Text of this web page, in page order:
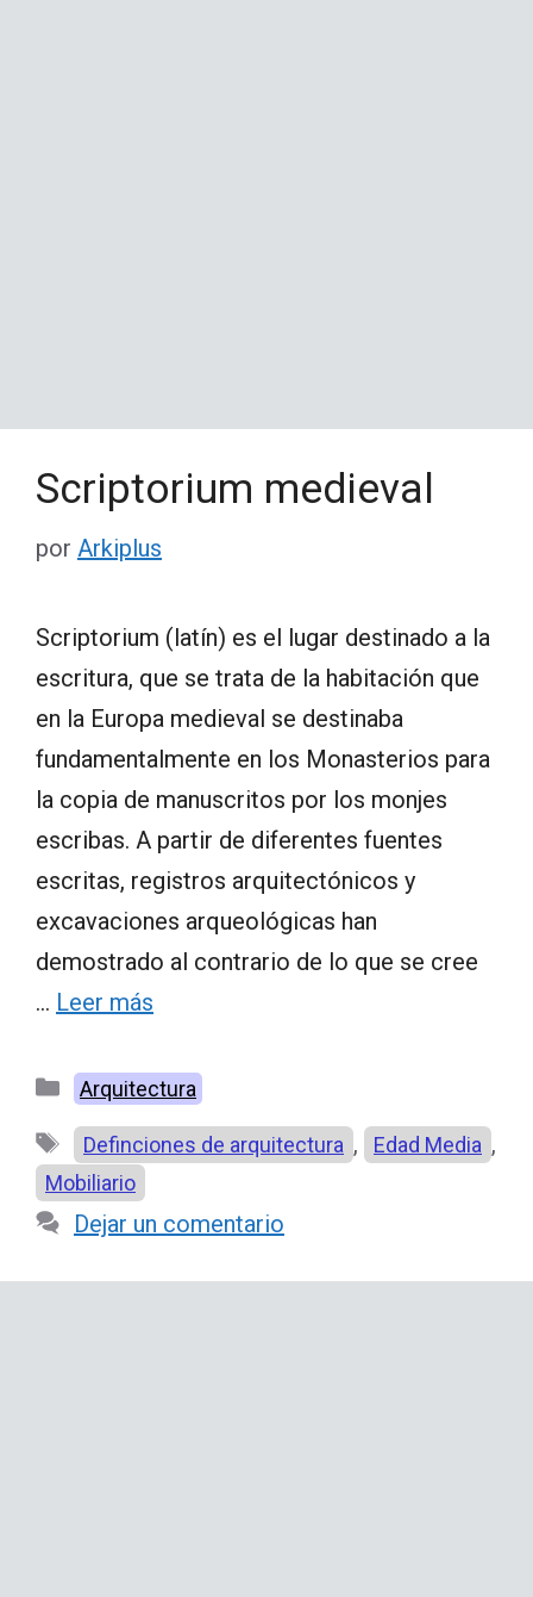
Scriptorium medieval
por Arkiplus
Scriptorium (latín) es el lugar destinado a la
escritura, que se trata de la habitación que
en la Europa medieval se destinaba
fundamentalmente en los Monasterios para
la copia de manuscritos por los monjes
escribas. A partir de diferentes fuentes
escritas, registros arquitectónicos y
excavaciones arqueológicas han
demostrado al contrario de lo que se cree
… Leer más
Categorías
Arquitectura
Etiquetas
Definciones de arquitectura , Edad Media ,
Mobiliario
Dejar un comentario